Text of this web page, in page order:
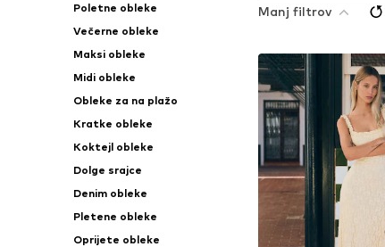
Poletne obleke
Večerne obleke
Maksi obleke
Midi obleke
Obleke za na plažo
Kratke obleke
Koktejl obleke
Dolge srajce
Denim obleke
Pletene obleke
Oprijete obleke
Manj filtrov